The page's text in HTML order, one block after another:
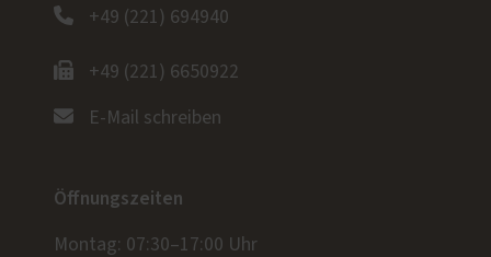
+49 (221) 694940
+49 (221) 6650922
E-Mail schreiben
Öffnungszeiten
Montag: 07:30–17:00 Uhr